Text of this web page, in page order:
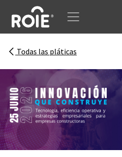
Ir al contenido
Todas las pláticas